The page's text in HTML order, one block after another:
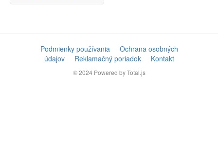
Podmienky používania
Ochrana osobných
údajov
Reklamačný poriadok Kontakt
© 2024 Powered by Total.js